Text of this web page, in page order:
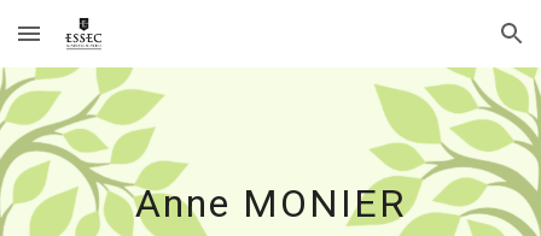
Skip to main content Skip to navigation
Anne MONIER